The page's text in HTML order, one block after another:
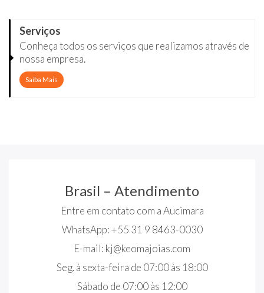
Serviços
Conheça todos os serviços que realizamos através de
nossa empresa.
Saiba Mais
Brasil – Atendimento
Entre em contato com a Aucimara
WhatsApp: +55 31 9 8463-0030
E-mail: kj@keomajoias.com
Seg. à sexta-feira de 07:00 às 18:00
Sábado de 07:00 às 12:00